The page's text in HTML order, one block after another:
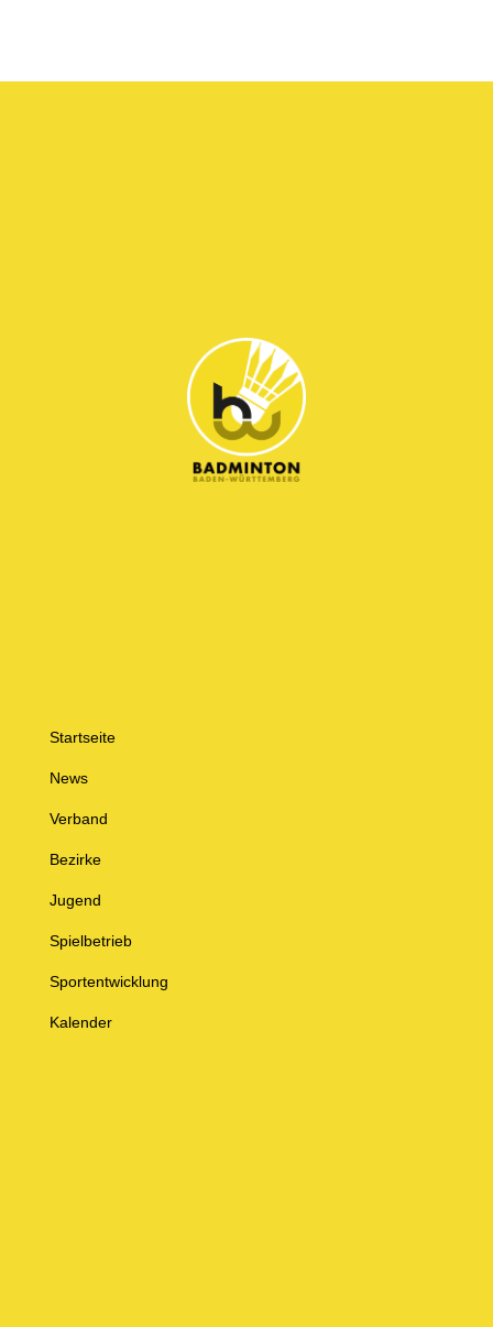
Startseite
News
Verband
Bezirke
Jugend
Spielbetrieb
Sportentwicklung
Kalender